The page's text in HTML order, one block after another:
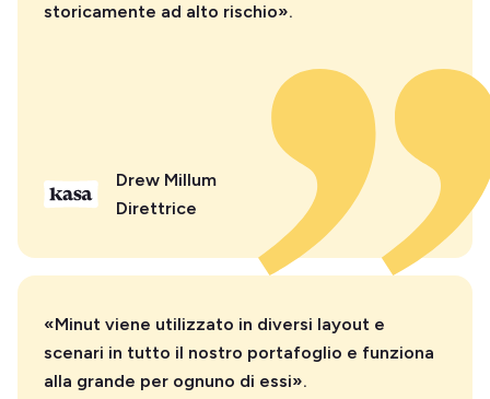
storicamente ad alto rischio».
Drew Millum
Direttrice
«Minut viene utilizzato in diversi layout e
scenari in tutto il nostro portafoglio e funziona
alla grande per ognuno di essi».